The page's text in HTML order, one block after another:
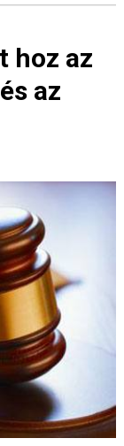
hoz az
az